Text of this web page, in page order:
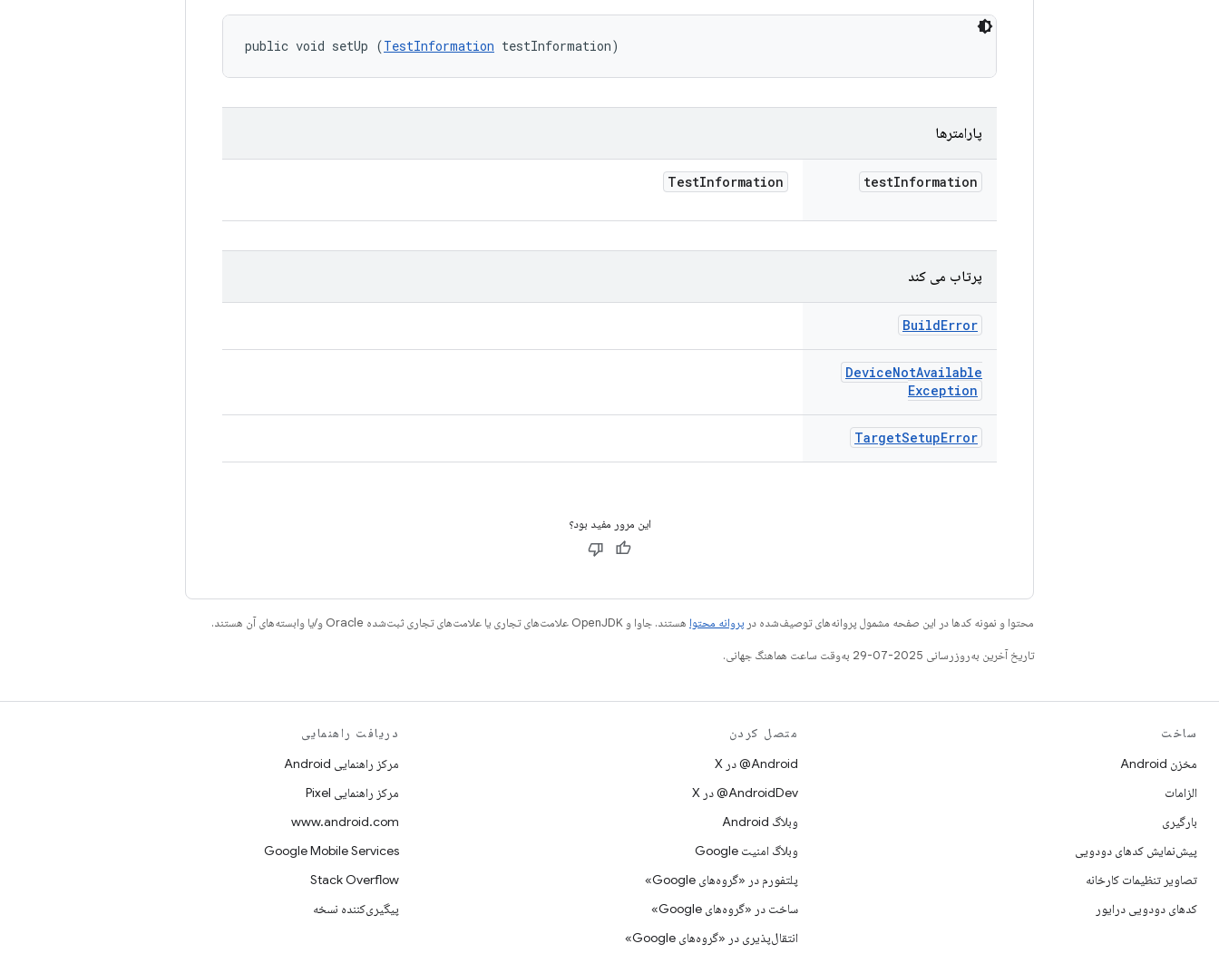
public void setUp (TestInformation testInformation)
پارامترها
testInformation
TestInformation
پرتاب می کند
BuildError
DeviceNotAvailable
Exception
TargetSetupError
این مرور مفید بود؟
محتوا و نمونه کدها در این صفحه مشمول پروانه‌های توصیف‌شده در پروانه محتوا هستند. جاوا و OpenJDK علامت‌های تجاری یا علامت‌های تجاری ثبت‌شده Oracle و/یا وابسته‌های آن هستند.
تاریخ آخرین به‌روزرسانی 2025-07-29 به‌وقت ساعت هماهنگ جهانی.
ساخت
مخزن Android
الزامات
بارگیری
پیش‌نمایش کدهای دودویی
تصاویر تنظیمات کارخانه
کدهای دودویی درایور
متصل کردن
‫‎@Android در X
‫‎@AndroidDev در X
وبلاگ Android
وبلاگ امنیت Google
پلتفورم در «گروه‌های Google»
ساخت در «گروه‌های Google»
انتقال‌پذیری در «گروه‌های Google»
دریافت راهنمایی
مرکز راهنمایی Android
مرکز راهنمایی Pixel
www.android.com
Google Mobile Services
Stack Overflow
پیگیری‌کننده نسخه